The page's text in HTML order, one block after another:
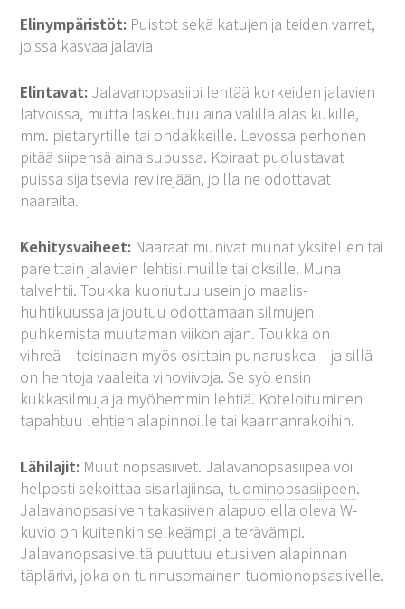
Elinympäristöt: Puistot sekä katujen ja teiden varret,
joissa kasvaa jalavia
Elintavat: Jalavanopsasiipi lentää korkeiden jalavien
latvoissa, mutta laskeutuu aina välillä alas kukille,
mm. pietaryrtille tai ohdakkeille. Levossa perhonen
pitää siipensä aina supussa. Koiraat puolustavat
puissa sijaitsevia reviirejään, joilla ne odottavat
naaraita.
Kehitysvaiheet: Naaraat munivat munat yksitellen tai
pareittain jalavien lehtisilmuille tai oksille. Muna
talvehtii. Toukka kuoriutuu usein jo maalis-
huhtikuussa ja joutuu odottamaan silmujen
puhkemista muutaman viikon ajan. Toukka on
vihreä – toisinaan myös osittain punaruskea – ja sillä
on hentoja vaaleita vinoviivoja. Se syö ensin
kukkasilmuja ja myöhemmin lehtiä. Koteloituminen
tapahtuu lehtien alapinnoille tai kaarnanrakoihin.
Lähilajit: Muut nopsasiivet. Jalavanopsasiipeä voi
helposti sekoittaa sisarlajiinsa,tuominopsasiipeen.
Jalavanopsasiiven takasiiven alapuolella oleva W-
kuvio on kuitenkin selkeämpi ja terävämpi.
Jalavanopsasiiveltä puuttuu etusiiven alapinnan
täplärivi, joka on tunnusomainen tuomionopsasiivelle.